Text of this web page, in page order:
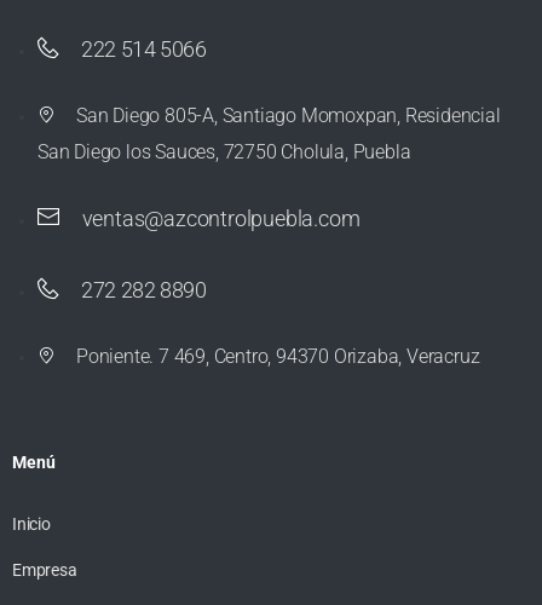
222 514 5066
San Diego 805-A, Santiago Momoxpan, Residencial
San Diego los Sauces, 72750 Cholula, Puebla
ventas@azcontrolpuebla.com
272 282 8890
Poniente. 7 469, Centro, 94370 Orizaba, Veracruz
Menú
Inicio
Empresa